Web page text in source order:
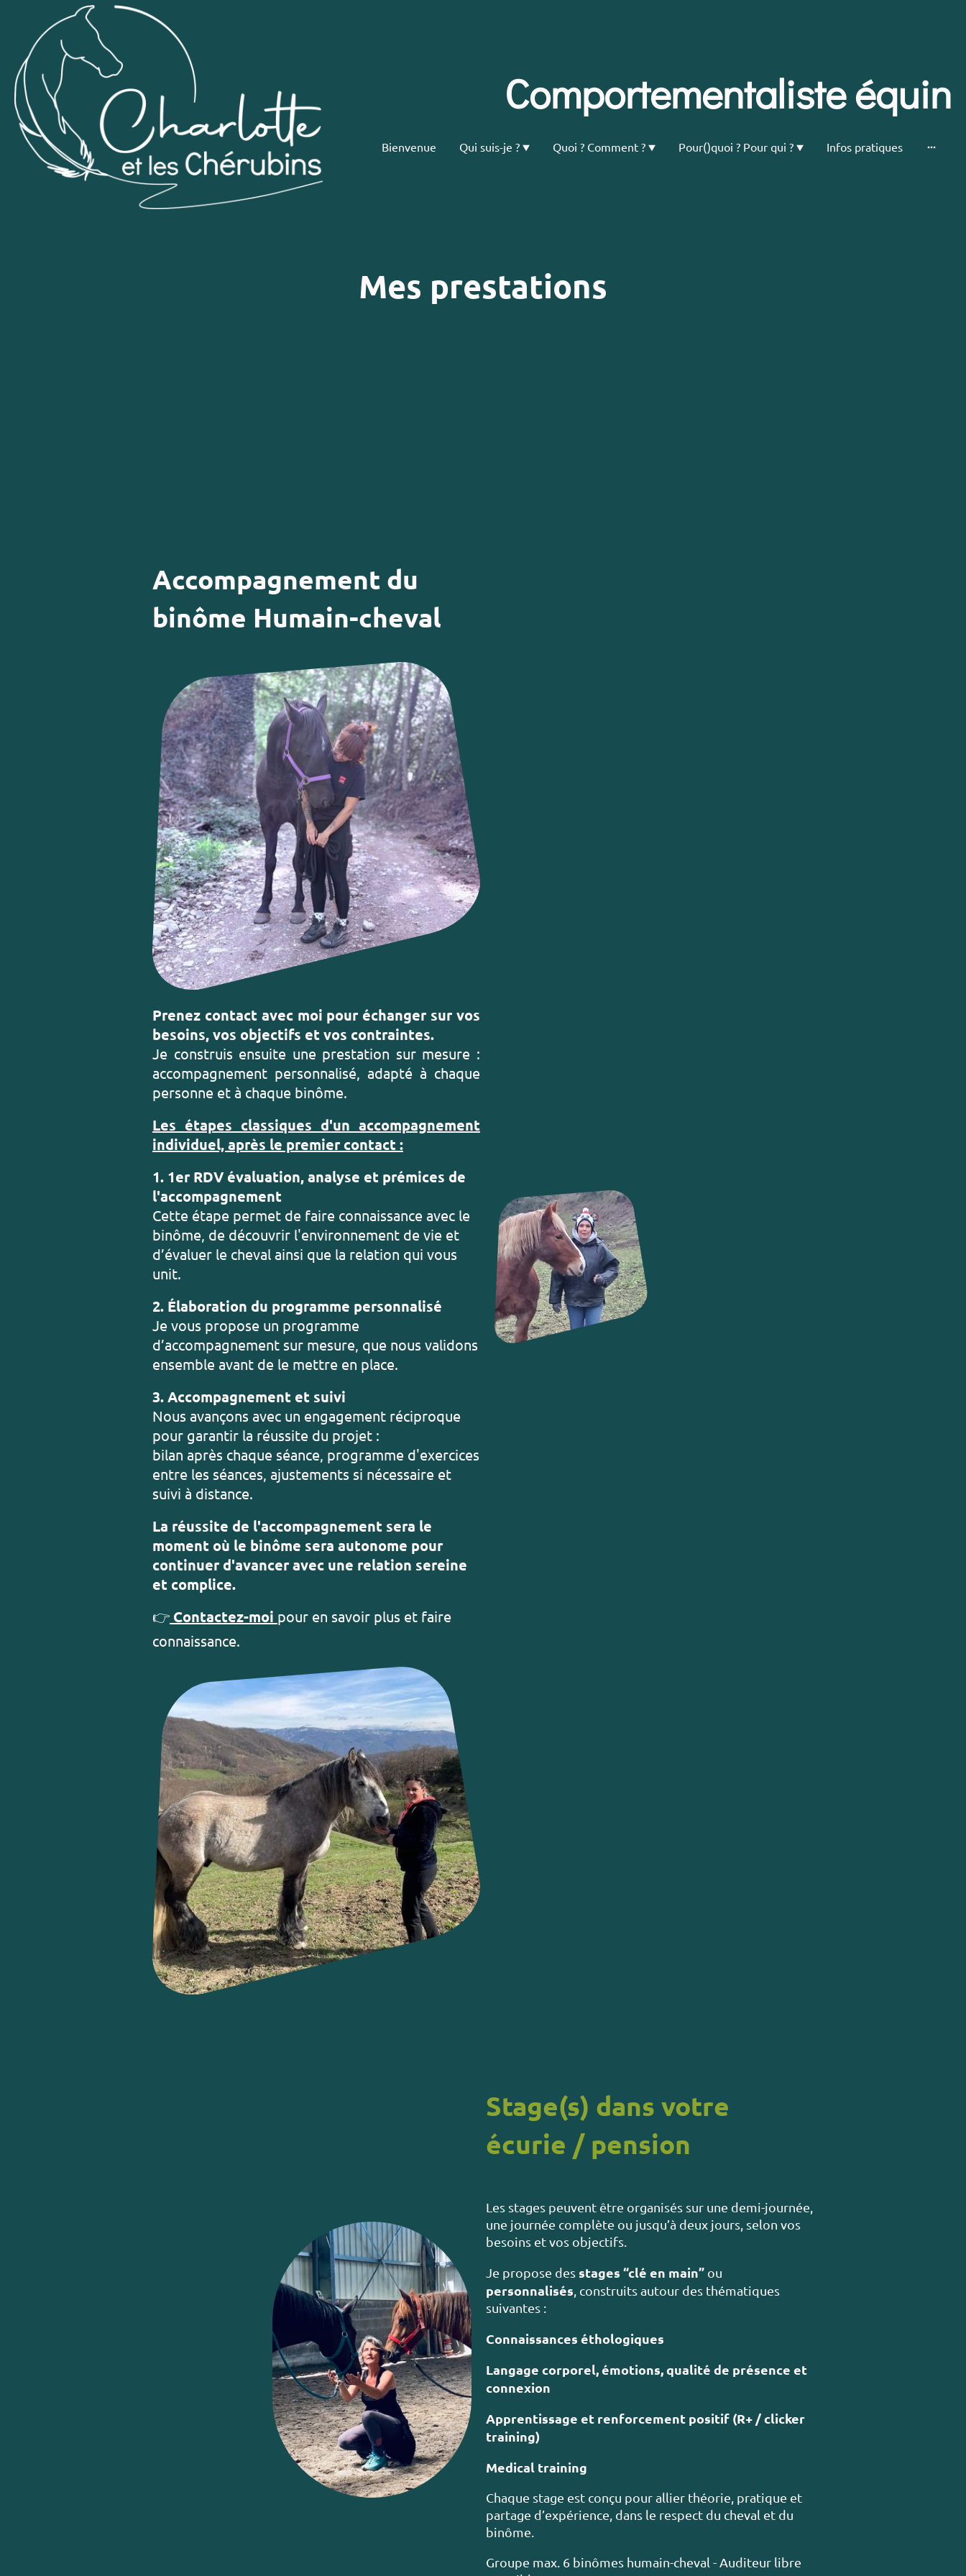
Comportementaliste équin
Bienvenue Qui suis-je ? Quoi ? Comment ? Pour()quoi ? Pour qui ? Infos pratiques
Mes prestations
Accompagnement du
binôme Humain-cheval
Prenez contact avec moi pour échanger sur vos
besoins, vos objectifs et vos contraintes.
Je construis ensuite une prestation sur mesure :
accompagnement personnalisé, adapté à chaque
personne et à chaque binôme.
Les étapes classiques d'un accompagnement
individuel, après le premier contact :
1. 1er RDV évaluation, analyse et prémices de
l'accompagnement
Cette étape permet de faire connaissance avec le
binôme, de découvrir l'environnement de vie et
d’évaluer le cheval ainsi que la relation qui vous
unit.
2. Élaboration du programme personnalisé
Je vous propose un programme
d’accompagnement sur mesure, que nous validons
ensemble avant de le mettre en place.
3. Accompagnement et suivi
Nous avançons avec un engagement réciproque
pour garantir la réussite du projet :
bilan après chaque séance, programme d'exercices
entre les séances, ajustements si nécessaire et
suivi à distance.
La réussite de l'accompagnement sera le
moment où le binôme sera autonome pour
continuer d'avancer avec une relation sereine
et complice.
👉 Contactez-moi pour en savoir plus et faire
connaissance.
Stage(s) dans votre
écurie / pension
Les stages peuvent être organisés sur une demi-journée,
une journée complète ou jusqu’à deux jours, selon vos
besoins et vos objectifs.
Je propose des stages “clé en main”ou
personnalisés , construits autour des thématiques
suivantes :
Connaissances éthologiques
Langage corporel, émotions, qualité de présence et
connexion
Apprentissage et renforcement positif (R+ / clicker
training)
Medical training
Chaque stage est conçu pour allier théorie, pratique et
partage d’expérience, dans le respect du cheval et du
binôme.
Groupe max. 6 binômes humain-cheval - Auditeur libre